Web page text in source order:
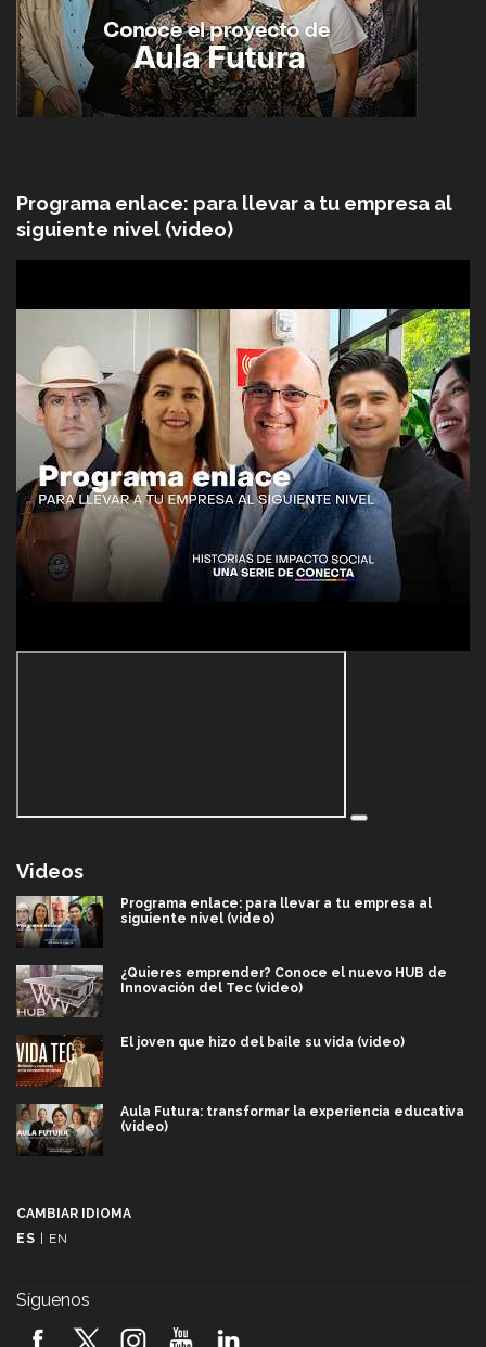
Programa enlace: para llevar a tu empresa al
siguiente nivel (video)
Videos
Programa enlace: para llevar a tu empresa al
siguiente nivel (video)
¿Quieres emprender? Conoce el nuevo HUB de
Innovación del Tec (video)
El joven que hizo del baile su vida (video)
Aula Futura: transformar la experiencia educativa
(video)
2026! (video)
CAMBIAR IDIOMA
ES
EN
Síguenos